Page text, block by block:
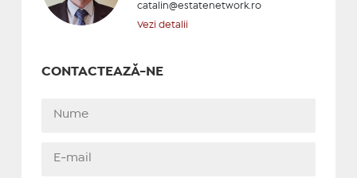
catalin@estatenetwork.ro
Vezi detalii
CONTACTEAZĂ-NE